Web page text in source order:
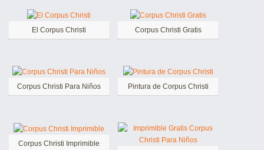
El Corpus Christi Corpus Christi Gratis
Corpus Christi Para Niños Pintura de Corpus Christi
Corpus Christi Imprimible